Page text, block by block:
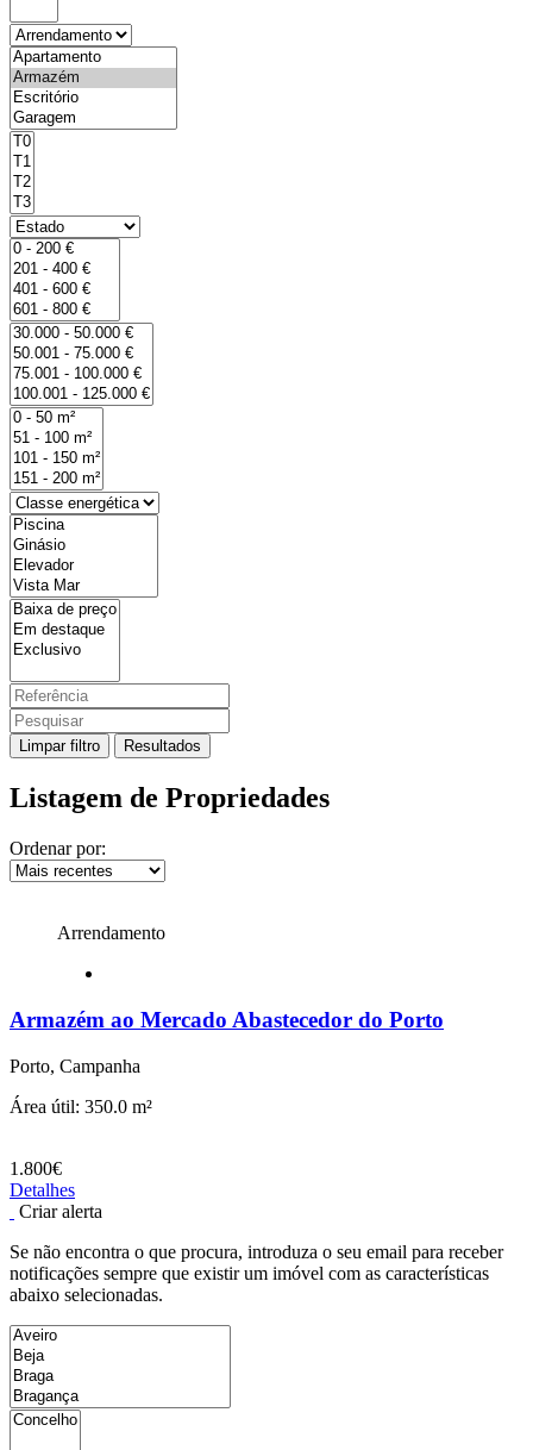
Limpar filtro Resultados
Listagem de Propriedades
Ordenar por:
Arrendamento
Armazém ao Mercado Abastecedor do Porto
Porto, Campanha
Área útil: 350.0 m²
1.800€
Detalhes
Criar alerta
Se não encontra o que procura, introduza o seu email para receber
notificações sempre que existir um imóvel com as características
abaixo selecionadas.